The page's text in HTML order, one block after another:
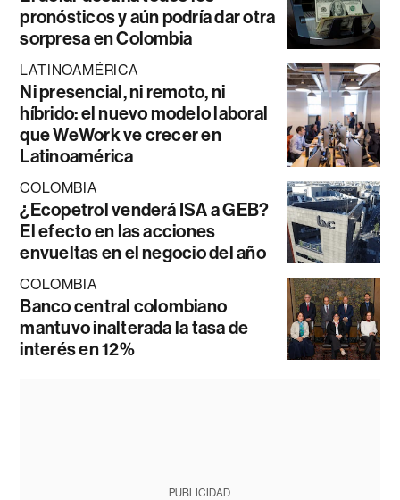
pronósticos y aún podría dar otra
sorpresa en Colombia
LATINOAMÉRICA
Ni presencial, ni remoto, ni
híbrido: el nuevo modelo laboral
que WeWork ve crecer en
Latinoamérica
COLOMBIA
¿Ecopetrol venderá ISA a GEB?
El efecto en las acciones
envueltas en el negocio del año
COLOMBIA
Banco central colombiano
mantuvo inalterada la tasa de
interés en 12%
PUBLICIDAD